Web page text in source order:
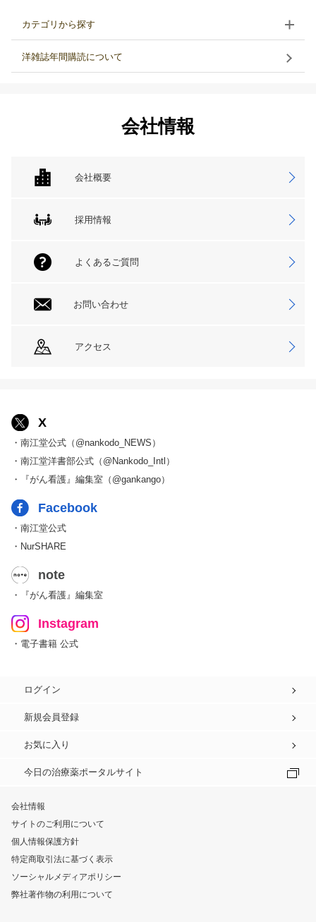
カテゴリから探す
洋雑誌年間購読について
会社情報
会社概要
採用情報
よくあるご質問
お問い合わせ
アクセス
X
・南江堂公式（@nankodo_NEWS）
・南江堂洋書部公式（@Nankodo_Intl）
・『がん看護』編集室（@gankango）
Facebook
・南江堂公式
・NurSHARE
note
・『がん看護』編集室
Instagram
・電子書籍 公式
ログイン
新規会員登録
お気に入り
今日の治療薬ポータルサイト
会社情報
サイトのご利用について
個人情報保護方針
特定商取引法に基づく表示
ソーシャルメディアポリシー
弊社著作物の利用について